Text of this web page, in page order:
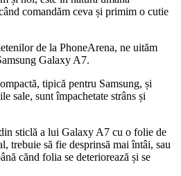
comandăm ceva și primim o cutie
de la PhoneArena, ne uităm
Galaxy A7.
tipică pentru Samsung, și
sale, sunt împachetate strâns și
sticlă a lui Galaxy A7 cu o folie de
trebuie să fie desprinsă mai întâi, sau
cănd folia se deteriorează și se